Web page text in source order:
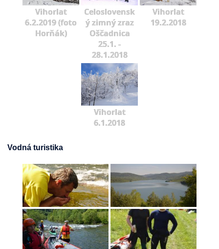
Vihorlat
6.2.2019 (foto
Horňák)
Celoslovensk
ý zimný zraz
Oščadnica
25.1. -
28.1.2018
Vihorlat
19.2.2018
Vihorlat
6.1.2018
Vodná turistika